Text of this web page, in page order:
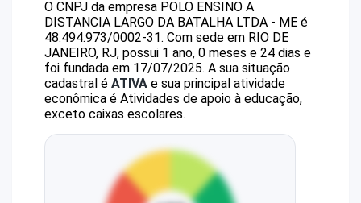
O CNPJ da empresa POLO ENSINO A
DISTANCIA LARGO DA BATALHA LTDA - ME é
48.494.973/0002-31. Com sede em RIO DE
JANEIRO, RJ, possui 1 ano, 0 meses e 24 dias e
foi fundada em 17/07/2025. A sua situação
cadastral é ATIVA e sua principal atividade
econômica é Atividades de apoio à educação,
exceto caixas escolares.